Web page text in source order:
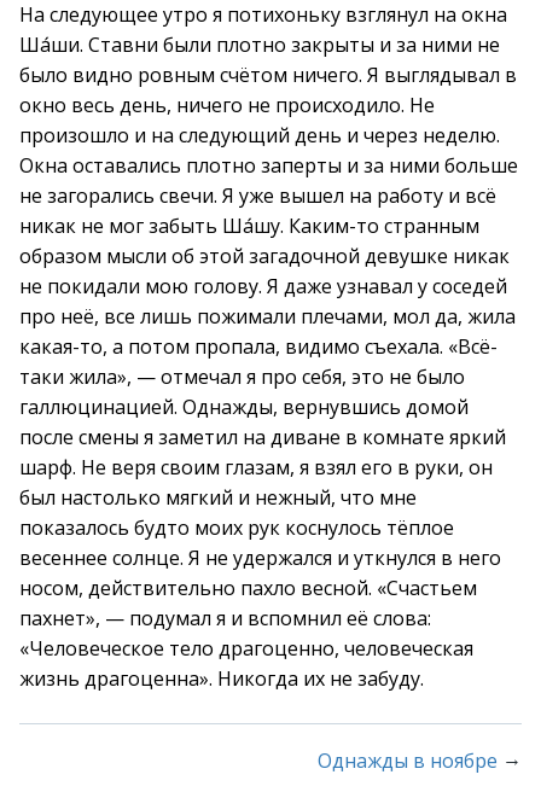
На следующее утро я потихоньку взглянул на окна
Ша́ши. Ставни были плотно закрыты и за ними не
было видно ровным счётом ничего. Я выглядывал в
окно весь день, ничего не происходило. Не
произошло и на следующий день и через неделю.
Окна оставались плотно заперты и за ними больше
не загорались свечи. Я уже вышел на работу и всё
никак не мог забыть Ша́шу. Каким-то странным
образом мысли об этой загадочной девушке никак
не покидали мою голову. Я даже узнавал у соседей
про неё, все лишь пожимали плечами, мол да, жила
какая-то, а потом пропала, видимо съехала. «Всё-
таки жила», — отмечал я про себя, это не было
галлюцинацией. Однажды, вернувшись домой
после смены я заметил на диване в комнате яркий
шарф. Не веря своим глазам, я взял его в руки, он
был настолько мягкий и нежный, что мне
показалось будто моих рук коснулось тёплое
весеннее солнце. Я не удержался и уткнулся в него
носом, действительно пахло весной. «Счастьем
пахнет», — подумал я и вспомнил её слова:
«Человеческое тело драгоценно, человеческая
жизнь драгоценна». Никогда их не забуду.
Однажды в ноябре →